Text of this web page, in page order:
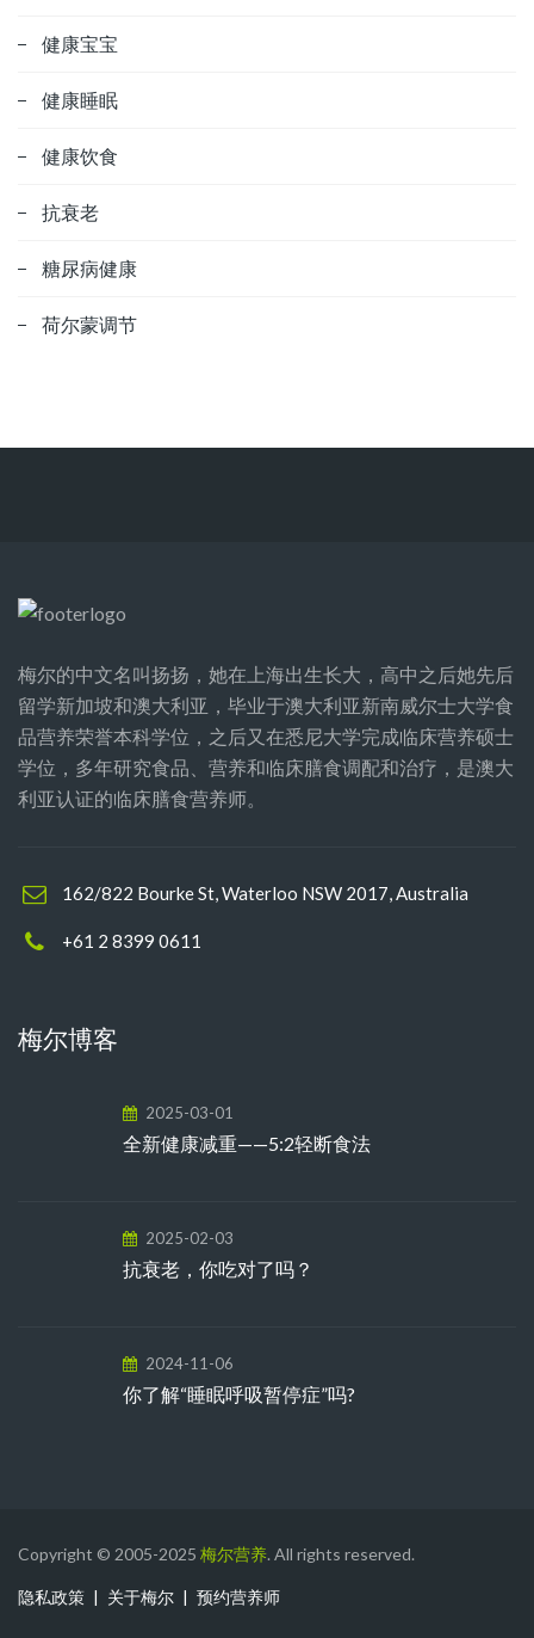
健康宝宝
健康睡眠
健康饮食
抗衰老
糖尿病健康
荷尔蒙调节
梅尔的中文名叫扬扬，她在上海出生长大，高中之后她先后
留学新加坡和澳大利亚，毕业于澳大利亚新南威尔士大学食
品营养荣誉本科学位，之后又在悉尼大学完成临床营养硕士
学位，多年研究食品、营养和临床膳食调配和治疗，是澳大
利亚认证的临床膳食营养师。
162/822 Bourke St, Waterloo NSW 2017, Australia
+61 2 8399 0611
梅尔博客
2025-03-01
全新健康减重——5:2轻断食法
2025-02-03
抗衰老，你吃对了吗？
2024-11-06
你了解“睡眠呼吸暂停症”吗?
Copyright © 2005-2025 梅尔营养. All rights reserved.
隐私政策 关于梅尔 预约营养师